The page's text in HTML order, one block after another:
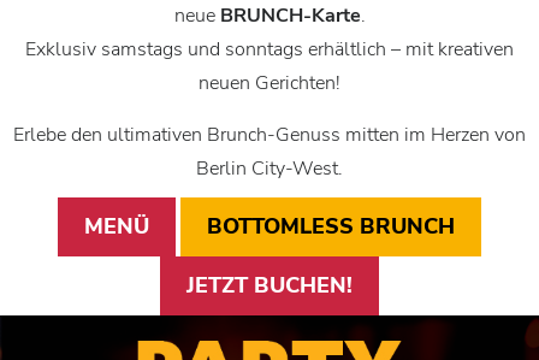
neue BRUNCH-Karte.
Exklusiv samstags und sonntags erhältlich – mit kreativen
neuen Gerichten!
Erlebe den ultimativen Brunch-Genuss mitten im Herzen von
Berlin City-West.
MENÜ BOTTOMLESS BRUNCH
JETZT BUCHEN!